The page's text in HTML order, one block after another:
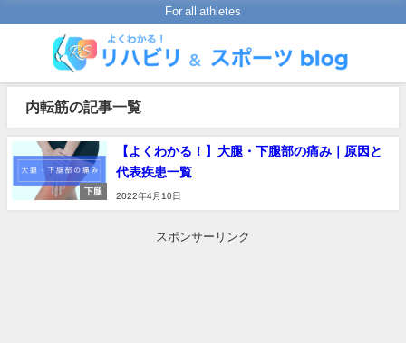
For all athletes
内転筋の記事一覧
下腿
【よくわかる！】大腿・下腿部の痛み｜原因と
代表疾患一覧
2022年4月10日
スポンサーリンク